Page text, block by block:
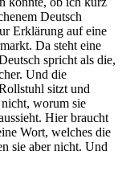
Deutsch
Erklärung auf eine
Da steht eine
spricht als die,
Und die
sitzt und
worum sie
Hier braucht
Wort, welches die
sie aber nicht. Und